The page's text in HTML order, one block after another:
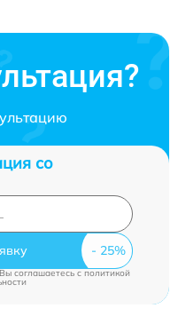
со
соглашаетесь cполитикой